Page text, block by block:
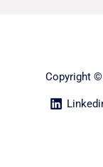
Copyright ©